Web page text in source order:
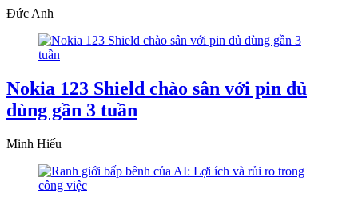
Đức Anh
Nokia 123 Shield chào sân với pin đủ
dùng gần 3 tuần
Minh Hiếu